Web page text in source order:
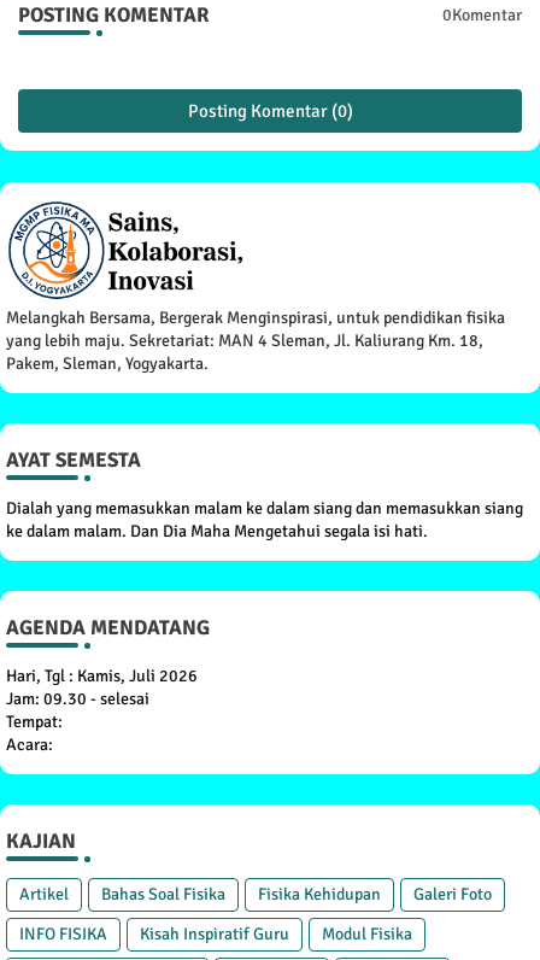
POSTING KOMENTAR 0Komentar
Posting Komentar (0)
Melangkah Bersama, Bergerak Menginspirasi, untuk pendidikan fisika
yang lebih maju. Sekretariat: MAN 4 Sleman, Jl. Kaliurang Km. 18,
Pakem, Sleman, Yogyakarta.
AYAT SEMESTA
Dialah yang memasukkan malam ke dalam siang dan memasukkan siang
ke dalam malam. Dan Dia Maha Mengetahui segala isi hati.
AGENDA MENDATANG
Hari, Tgl : Kamis, Juli 2026
Jam: 09.30 - selesai
Tempat:
Acara:
KAJIAN
Artikel Bahas Soal Fisika Fisika Kehidupan
Galeri Foto
INFO FISIKA
Kisah Inspiratif Guru
Modul Fisika